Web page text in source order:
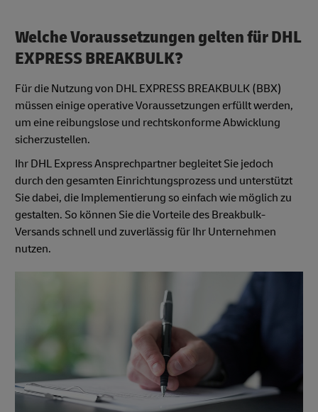
Welche Voraussetzungen gelten für DHL
EXPRESS BREAKBULK?
Für die Nutzung von DHL EXPRESS BREAKBULK (BBX)
müssen einige operative Voraussetzungen erfüllt werden,
um eine reibungslose und rechtskonforme Abwicklung
sicherzustellen.
Ihr DHL Express Ansprechpartner begleitet Sie jedoch
durch den gesamten Einrichtungsprozess und unterstützt
Sie dabei, die Implementierung so einfach wie möglich zu
gestalten. So können Sie die Vorteile des Breakbulk-
Versands schnell und zuverlässig für Ihr Unternehmen
nutzen.